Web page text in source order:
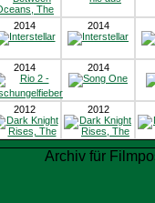
2014 2014
2014 2014
2012 2012
Archiv für